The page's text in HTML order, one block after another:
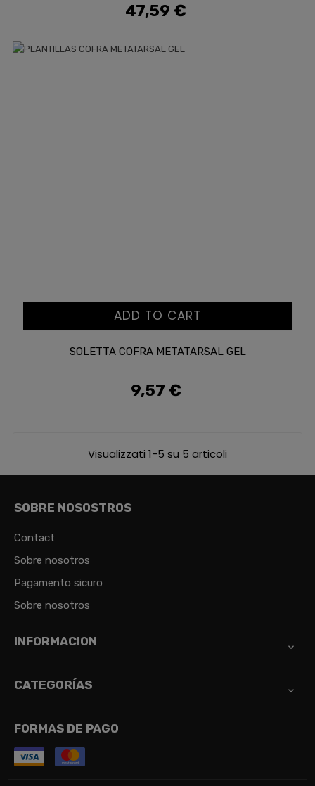
Prezzo
47,59 €
ADD TO CART
SOLETTA COFRA METATARSAL GEL
Prezzo
9,57 €
Visualizzati 1-5 su 5 articoli
SOBRE NOSOSTROS
Contact
Sobre nosotros
Pagamento sicuro
Sobre nosotros
INFORMACION 
CATEGORÍAS 
FORMAS DE PAGO